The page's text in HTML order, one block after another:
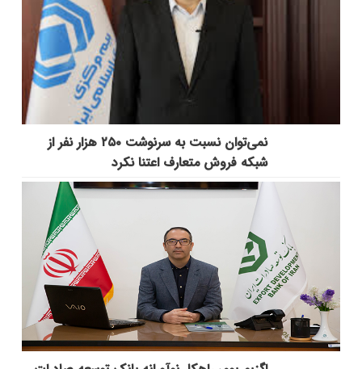
نمی‌توان نسبت به سرنوشت ۲۵۰ هزار نفر از
شبکه فروش متعارف اعتنا نکرد